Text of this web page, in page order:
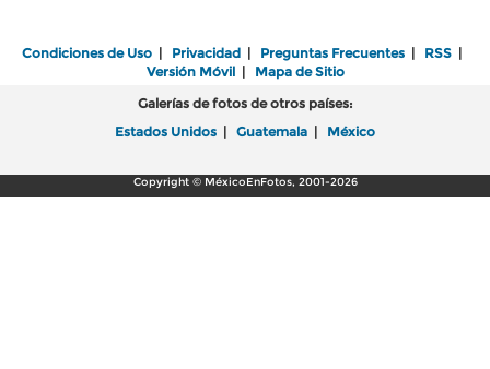
Condiciones de Uso | Privacidad | Preguntas Frecuentes | RSS |
Versión Móvil| Mapa de Sitio
Galerías de fotos de otros países:
Estados Unidos | Guatemala | México
Copyright © MéxicoEnFotos, 2001-2026